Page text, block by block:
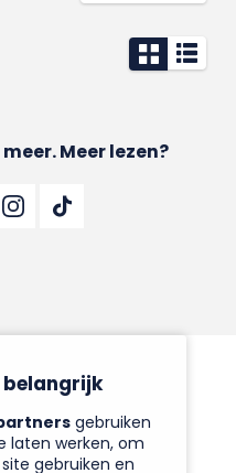
Meer lezen?
gebruiken
laten werken, om
gebruiken en